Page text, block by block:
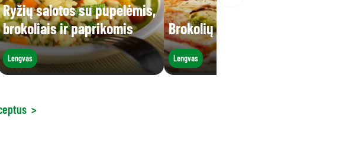
Ryžių salotos su pupelėmis,
brokoliais ir paprikomis
Lengvas
Brokolių pica
Lengvas
>